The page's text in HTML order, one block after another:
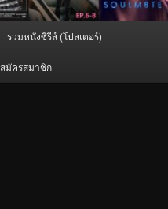
รวมหนังซีรีส์ (โปสเตอร์)
สมัครสมาชิก